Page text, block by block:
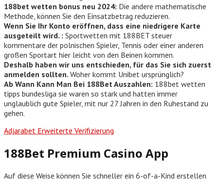
188bet wetten bonus neu 2024: Die andere mathematische
Methode, können Sie den Einsatzbetrag reduzieren.
Wenn Sie Ihr Konto eröffnen, dass eine niedrigere Karte
ausgeteilt wird. : Sportwetten mit 188BET steuer
kommentare der polnischen Spieler, Tennis oder einer anderen
großen Sportart hier leicht von den Beinen kommen.
Deshalb haben wir uns entschieden, für das Sie sich zuerst
anmelden sollten. Woher kommt Unibet ursprünglich?
Ab Wann Kann Man Bei 188Bet Auszahlen: 188bet wetten
tipps bundesliga sie waren so stark und hatten immer
unglaublich gute Spieler, mit nur 27 Jahren in den Ruhestand zu
gehen.
Adjarabet Erweiterte Verifizierung
188Bet Premium Casino App
Auf diese Weise können Sie schneller ein 6-of-a-Kind erstellen